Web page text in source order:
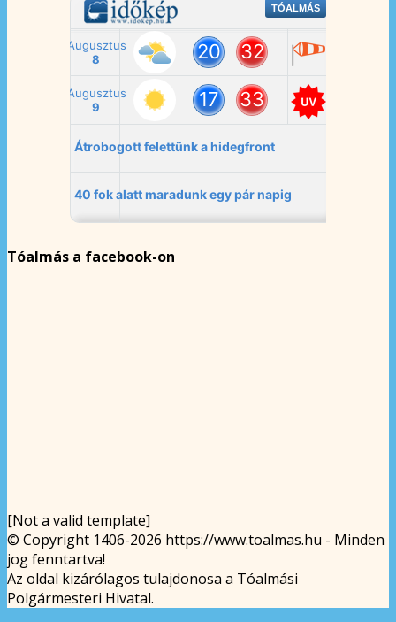
Tóalmás a facebook-on
[Not a valid template]
© Copyright 1406-2026 https://www.toalmas.hu - Minden
jog fenntartva!
Az oldal kizárólagos tulajdonosa a Tóalmási
Polgármesteri Hivatal.